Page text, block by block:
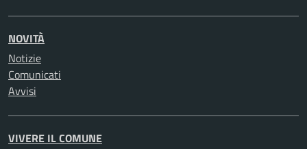
NOVITÀ
Notizie
Comunicati
Avvisi
VIVERE IL COMUNE